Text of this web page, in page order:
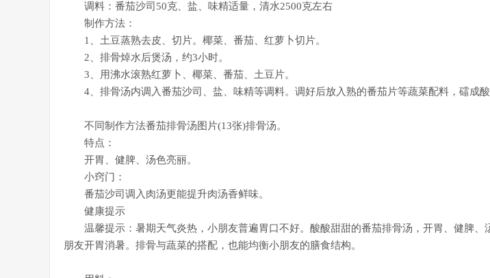
调料：番茄沙司50克、盐、味精适量，清水2500克左右
制作方法：
1、土豆蒸熟去皮、切片。椰菜、番茄、红萝卜切片。
2、排骨焯水后煲汤，约3小时。
3、用沸水滚熟红萝卜、椰菜、番茄、土豆片。
4、排骨汤内调入番茄沙司、盐、味精等调料。调好后放入熟的番茄片等蔬菜配料，礌成
不同制作方法番茄排骨汤图片(13张)排骨汤。
特点：
开胃、健脾、汤色亮丽。
小窍门：
番茄沙司调入肉汤更能提升肉汤香鲜味。
健康提示
温馨提示：暑期天气炎热，小朋友普遍胃口不好。酸酸甜甜的番茄排骨汤，开胃、健脾、
朋友开胃消暑。排骨与蔬菜的搭配，也能均衡小朋友的膳食结构。